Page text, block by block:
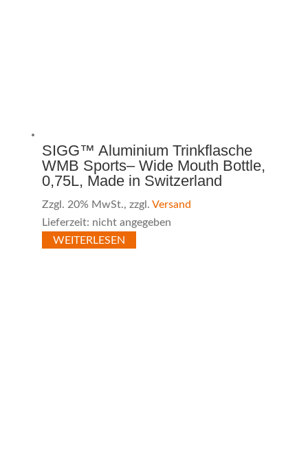
SIGG™ Aluminium Trinkflasche
WMB Sports– Wide Mouth Bottle,
0,75L, Made in Switzerland
Zzgl. 20% MwSt., zzgl. Versand
Lieferzeit: nicht angegeben
WEITERLESEN